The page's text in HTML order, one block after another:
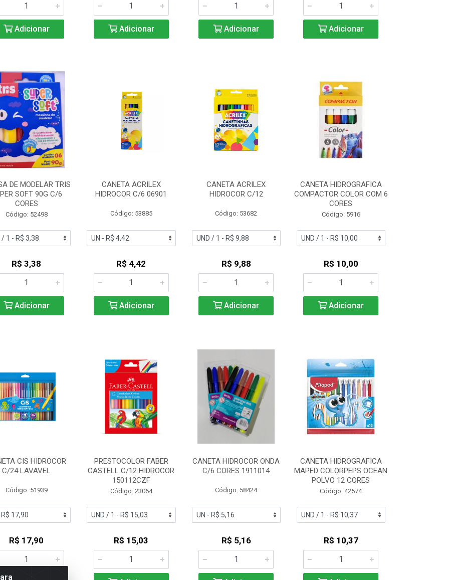
Adicionar Adicionar Adicionar Adicionar
DE MODELAR TRIS
SOFT 90G C/6
CORES
Código: 52498
R$ 3,38
Adicionar
CANETA ACRILEX
HIDROCOR C/6 06901
Código: 53885
R$ 4,42
Adicionar
CANETA ACRILEX
HIDROCOR C/12
Código: 53682
R$ 9,88
Adicionar
CANETA HIDROGRAFICA
COMPACTOR COLOR COM 6
CORES
Código: 5916
R$ 10,00
Adicionar
CIS HIDROCOR
C/24 LAVAVEL
Código: 51939
R$ 17,90
PRESTOCOLOR FABER
CASTELL C/12 HIDROCOR
150112CZF
Código: 23064
R$ 15,03
CANETA HIDROCOR ONDA
C/6 CORES 1911014
Código: 58424
R$ 5,16
CANETA HIDROGRAFICA
MAPED COLORPEPS OCEAN
POLVO 12 CORES
Código: 42574
R$ 10,37